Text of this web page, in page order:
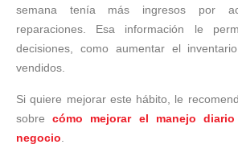
semana tenía más ingresos por
reparaciones. Esa información le
decisiones, como aumentar el
vendidos.
Si quiere mejorar este hábito, le
sobrecómo mejorar el manejo
negocio